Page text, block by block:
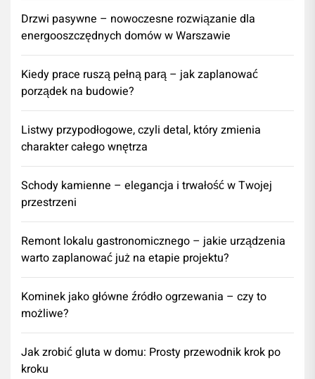
Drzwi pasywne – nowoczesne rozwiązanie dla
energooszczędnych domów w Warszawie
Kiedy prace ruszą pełną parą – jak zaplanować
porządek na budowie?
Listwy przypodłogowe, czyli detal, który zmienia
charakter całego wnętrza
Schody kamienne – elegancja i trwałość w Twojej
przestrzeni
​Remont lokalu gastronomicznego – jakie urządzenia
warto zaplanować już na etapie projektu?
Kominek jako główne źródło ogrzewania – czy to
możliwe?
Jak zrobić gluta w domu: Prosty przewodnik krok po
kroku